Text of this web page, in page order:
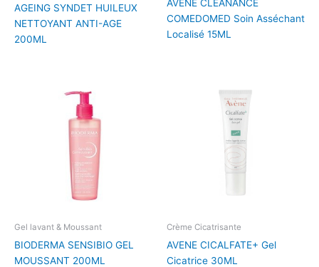
AGEING SYNDET HUILEUX
NETTOYANT ANTI-AGE
200ML
AVENE CLEANANCE
COMEDOMED Soin Asséchant
Localisé 15ML
Gel lavant & Moussant
BIODERMA SENSIBIO GEL
MOUSSANT 200ML
Crème Cicatrisante
AVENE CICALFATE+ Gel
Cicatrice 30ML